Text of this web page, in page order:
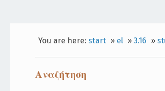
You are here: start » el » 3.16 »
Αναζήτηση